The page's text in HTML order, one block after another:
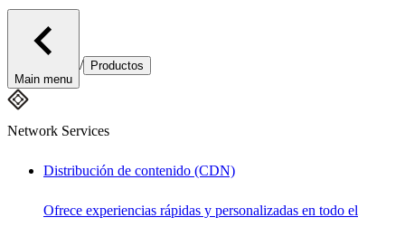
Main menu
/ Productos
Network Services
Distribución de contenido (CDN)
Ofrece experiencias rápidas y personalizadas en todo el